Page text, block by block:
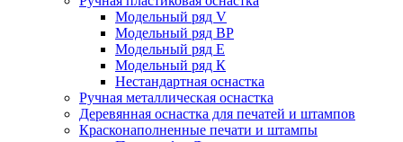
Модельный ряд V
Модельный ряд ВР
Модельный ряд Е
Модельный ряд К
Нестандартная оснастка
Ручная металлическая оснастка
Деревянная оснастка для печатей и штампов
Красконаполненные печати и штампы